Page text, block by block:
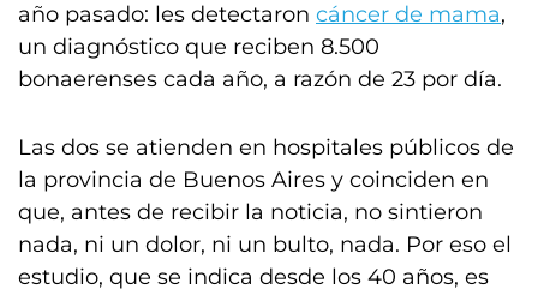
año pasado: les detectaron cáncer de mama,
un diagnóstico que reciben 8.500
bonaerenses cada año, a razón de 23 por día.
Las dos se atienden en hospitales públicos de
la provincia de Buenos Aires y coinciden en
que, antes de recibir la noticia, no sintieron
nada, ni un dolor, ni un bulto, nada. Por eso el
estudio, que se indica desde los 40 años, es